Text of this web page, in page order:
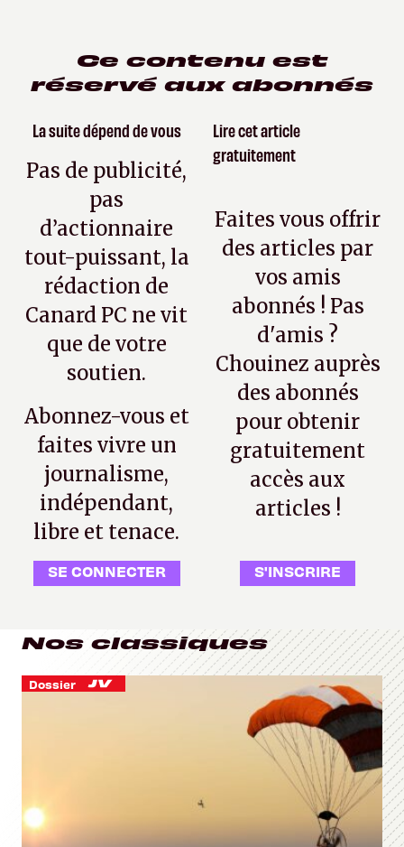
Ce contenu est
réservé aux abonnés
La suite dépend de vous
Pas de publicité,
pas
d’actionnaire
tout-puissant, la
rédaction de
Canard PC ne vit
que de votre
soutien.
Abonnez-vous et
faites vivre un
journalisme,
indépendant,
libre et tenace.
SE CONNECTER
Lire cet article
gratuitement
Faites vous offrir
des articles par
vos amis
abonnés ! Pas
d'amis ?
Chouinez auprès
des abonnés
pour obtenir
gratuitement
accès aux
articles !
S'INSCRIRE
Nos classiques
Dossier